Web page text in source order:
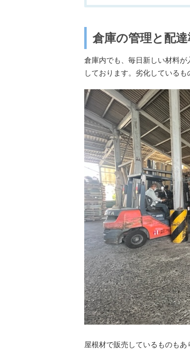
倉庫の管理と配
倉庫内でも、毎日新しい材料
しております。劣化している
屋根材で販売しているものも